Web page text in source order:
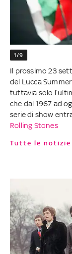
1/9
Il prossimo 23
del Lucca
tuttavia solo
che dal 1967 ad
serie di show
Rolling Stones
Tutte le